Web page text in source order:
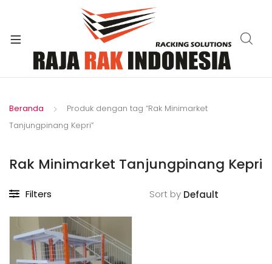
Beranda
Produk dengan tag “Rak Minimarket
Tanjungpinang Kepri”
Rak Minimarket Tanjungpinang Kepri
Filters Sort by